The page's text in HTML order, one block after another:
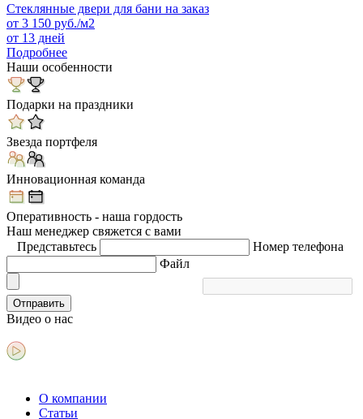
Стеклянные двери для бани на заказ
от 3 150 руб./м2
от 13 дней
Подробнее
Наши особенности
Подарки на праздники
Звезда портфеля
Инновационная команда
Оперативность - наша гордость
Наш менеджер свяжется с вами
Представьтесь
Номер телефона
Файл
Отправить
Видео о нас
О компании
Статьи